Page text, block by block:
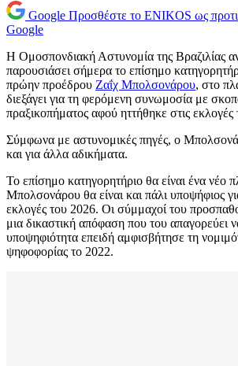
Google Προσθέστε το ENIKOS ως
Google
Η Ομοσπονδιακή Αστυνομία της Βραζιλίας
παρουσιάσει σήμερα το επίσημο
πρώην προέδρου Ζαΐχ Μπολσονάρου, στο
διεξάγει για τη φερόμενη συνωμοσία με
πραξικοπήματος αφού ηττήθηκε στις εκλογές
Σύμφωνα με αστυνομικές πηγές, ο
και για άλλα αδικήματα.
Το επίσημο κατηγορητήριο θα είναι ένα νέο
Μπολσονάρου θα είναι και πάλι υποψήφιος
εκλογές του 2026. Οι σύμμαχοί του
μια δικαστική απόφαση που του απαγορεύει
υποψηφιότητα επειδή αμφισβήτησε τη
ψηφοφορίας το 2022.